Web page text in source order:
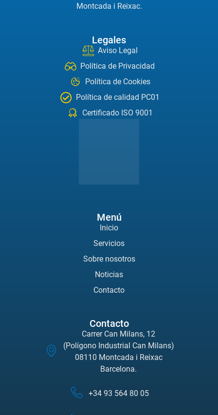
Montcada i Reixac.
Legales
Aviso Legal
Política de Privacidad
Política de Cookies
Política de calidad PC01
Certificado ISO 9001
Menú
Inicio
Servicios
Sobre nosotros
Noticias
Contacto
Contacto
Carrer Can Milans, 12
(Polígono Industrial Can Milans)
08110 Montcada i Reixac
Barcelona.
+34 93 564 80 05